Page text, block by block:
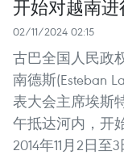
开始对越南
02/11/2024 02:15
古巴全国人民政
南德斯(Esteban
表大会主席埃斯
午抵达河内，开
2014年11月2日